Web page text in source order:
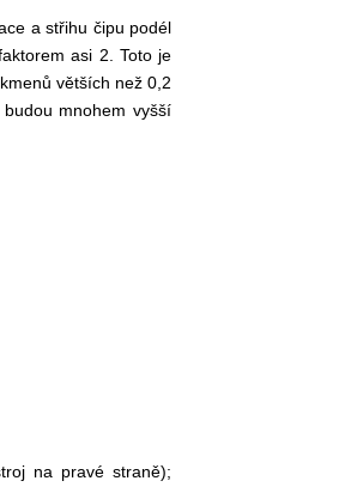
a střihu čipu podél
asi 2. Toto je
větších než 0,2
mnohem vyšší
na pravé straně);